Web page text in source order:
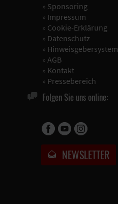
» Sponsoring
» Impressum
» Cookie-Erklärung
» Datenschutz
» Hinweisgebersystem
» AGB
» Kontakt
» Pressebereich
Folgen Sie uns online:
NEWSLETTER